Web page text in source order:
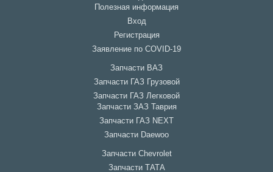
Полезная информация
Вход
Регистрация
Заявление по COVID-19
Запчасти ВАЗ
Запчасти ГАЗ Грузовой
Запчасти ГАЗ Легковой
Запчасти ЗАЗ Таврия
Запчасти ГАЗ NEXT
Запчасти Daewoo
Запчасти Chevrolet
Запчасти ТАТА